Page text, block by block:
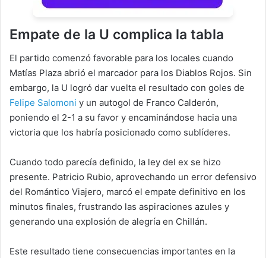
Empate de la U complica la tabla
El partido comenzó favorable para los locales cuando
Matías Plaza abrió el marcador para los Diablos Rojos. Sin
embargo, la U logró dar vuelta el resultado con goles de
Felipe Salomoni y un autogol de Franco Calderón,
poniendo el 2-1 a su favor y encaminándose hacia una
victoria que los habría posicionado como sublíderes.
Cuando todo parecía definido, la ley del ex se hizo
presente. Patricio Rubio, aprovechando un error defensivo
del Romántico Viajero, marcó el empate definitivo en los
minutos finales, frustrando las aspiraciones azules y
generando una explosión de alegría en Chillán.
Este resultado tiene consecuencias importantes en la